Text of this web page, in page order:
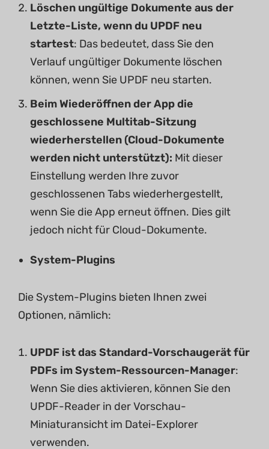
Löschen ungültige Dokumente aus der
Letzte-Liste, wenn du UPDF neu
startest: Das bedeutet, dass Sie den
Verlauf ungültiger Dokumente löschen
können, wenn Sie UPDF neu starten.
Beim Wiederöffnen der App die
geschlossene Multitab-Sitzung
wiederherstellen (Cloud-Dokumente
werden nicht unterstützt): Mit dieser
Einstellung werden Ihre zuvor
geschlossenen Tabs wiederhergestellt,
wenn Sie die App erneut öffnen. Dies gilt
jedoch nicht für Cloud-Dokumente.
System-Plugins
Die System-Plugins bieten Ihnen zwei
Optionen, nämlich:
UPDF ist das Standard-Vorschaugerät für
PDFs im System-Ressourcen-Manager:
Wenn Sie dies aktivieren, können Sie den
UPDF-Reader in der Vorschau-
Miniaturansicht im Datei-Explorer
verwenden.